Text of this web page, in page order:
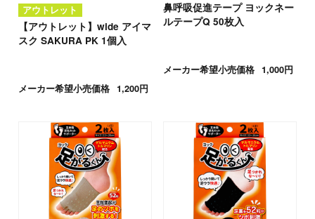
アウトレット
【アウトレット】wide アイマ
スク SAKURA PK 1個入
メーカー希望小売価格 1,200円
鼻呼吸促進テープ ヨックネー
ルテープQ 50枚入
メーカー希望小売価格 1,000円